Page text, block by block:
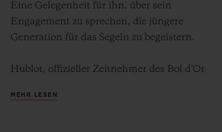
Eine Gelegenheit für ihn, über sein
Engagement zu sprechen, die jüngere
Generation für das Segeln zu begeistern.
Hublot, offizieller Zeitnehmer des Bol d’Or
Edition Classic Fusion Chronograph alles
MEHR LESEN
GESCHENKBEUTEL